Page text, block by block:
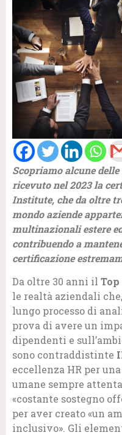
Scopriamo alcune
ricevuto nel 2023 la
Institute, che da oltre
mondo aziende
multinazionali estere
contribuendo a
certificazione
Da oltre 30 anni il
le realtà aziendali
lungo processo di
prova di avere un
dipendenti e
sono contraddistinte
eccellenza HR per
umane sempre
«costante sostegno
per aver creato «un
inclusivo». Gli